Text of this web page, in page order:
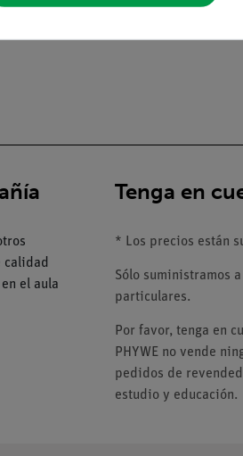
calidad
el aula
Tenga en
* Los precios están
Sólo suministramos
particulares.
Por favor, tenga en
PHYWE no vende
pedidos de
estudio y educación.